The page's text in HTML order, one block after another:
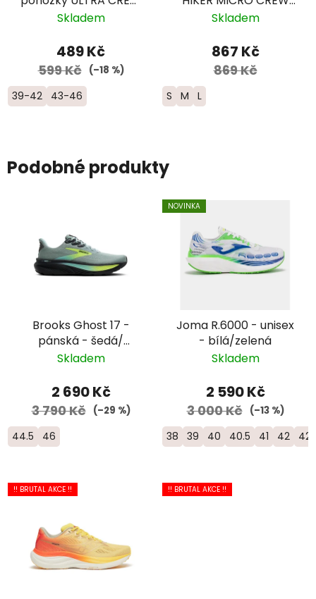
- šedá/žlutá
Skladem
489 Kč
599 Kč (–18 %)
39-42 43-46
Midweight Merino -
modrozelené
Skladem
867 Kč
869 Kč
S M L
Podobné produkty
Brooks Ghost 17 -
pánská - šedá/
černá/limetková
Skladem
2 690 Kč
3 790 Kč (–29 %)
44.5 46
NOVINKA
Joma R.6000 - unisex
- bílá/zelená
Skladem
2 590 Kč
3 000 Kč (–13 %)
38 39 40 40.5 41 42
!! BRUTAL AKCE !! !! BRUTAL AKCE !!